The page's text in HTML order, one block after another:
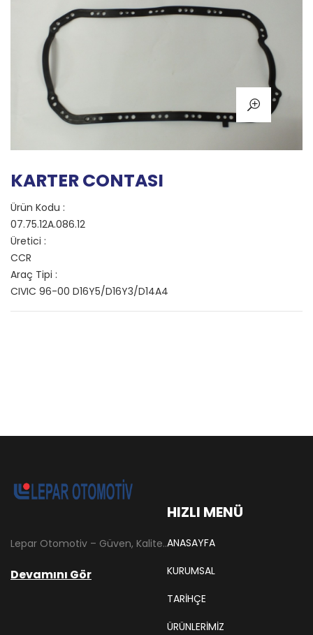
KARTER CONTASI
Ürün Kodu :
07.75.12A.086.12
Üretici :
CCR
Araç Tipi :
CIVIC 96-00 D16Y5/D16Y3/D14A4
Lepar Otomotiv – Güven, Kalite ve İstikrarın Adresi Lepar Otomotiv, Türkiye’nin otomotiv yedek parça sektöründe köklü bir geçmişe sahip, yenilikçi ve öncü firmalarından biridir. 1966 yılında Hüsnü Leblebici tarafından Tokat’ta mütevazı bir girişim olarak kurulan firmamız, ilk etapta Ford kamyonları, Ford Otosan minibüsleri ve Anadol marka araçların ünite ve yedek parçalarının satışını gerçekleştirerek sektöre adım atmıştır.
Devamını Gör
HIZLI MENÜ
ANASAYFA
KURUMSAL
TARIHÇE
ÜRÜNLERİMİZ